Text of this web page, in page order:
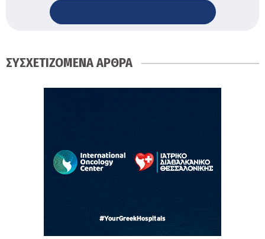
ΣΥΣΧΕΤΙΖΟΜΕΝΑ ΑΡΘΡΑ